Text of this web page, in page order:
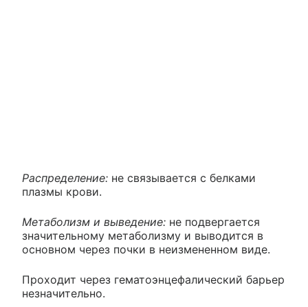
Распределение: не связывается с белками
плазмы крови.
Метаболизм и выведение: не подвергается
значительному метаболизму и выводится в
основном через почки в неизмененном виде.
Проходит через гематоэнцефалический барьер
незначительно.